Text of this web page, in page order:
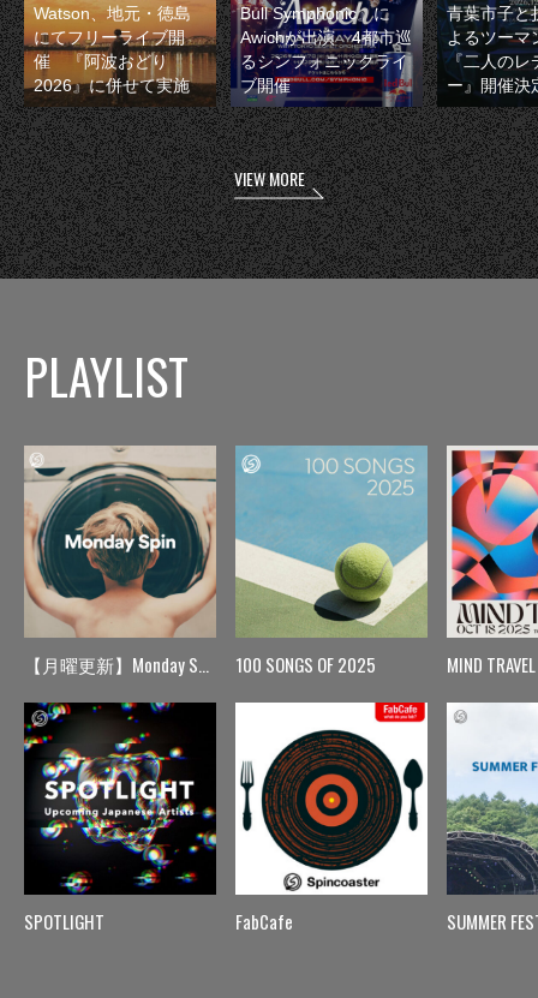
Watson、地元・徳島
にてフリーライブ開
催 『阿波おどり
2026』に併せて実施
Bull Symphonic』に
Awichが出演 4都市巡
るシンフォニックライ
ブ開催
青葉市子と
よるツーマ
『二人のレ
ー』開催決
VIEW MORE
PLAYLIST
【月曜更新】Monday Spin
SPOTLIGHT
100 SONGS OF 2025
FabCafe
MIND TRAVEL
SUMMER